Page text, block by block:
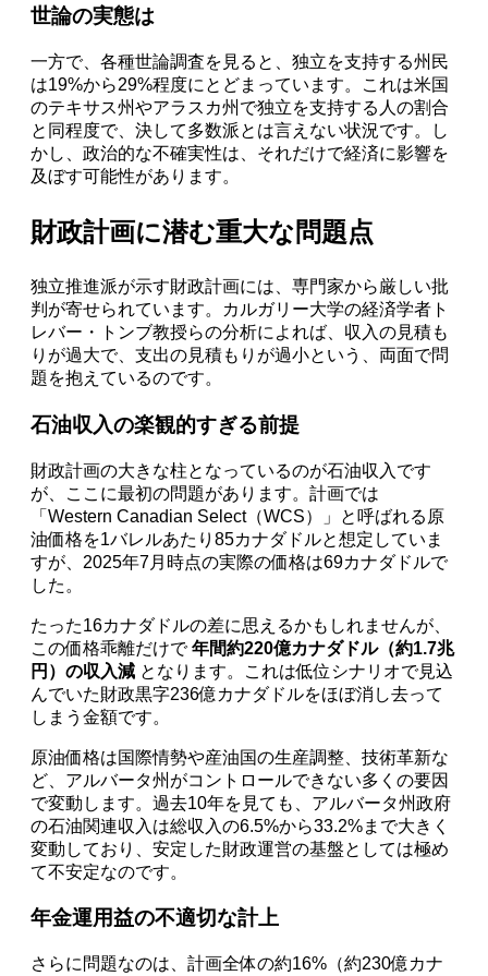
世論の実態は
一方で、各種世論調査を見ると、独立を支持する州民
は19%から29%程度にとどまっています。これは米国
のテキサス州やアラスカ州で独立を支持する人の割合
と同程度で、決して多数派とは言えない状況です。し
かし、政治的な不確実性は、それだけで経済に影響を
及ぼす可能性があります。
財政計画に潜む重大な問題点
独立推進派が示す財政計画には、専門家から厳しい批
判が寄せられています。カルガリー大学の経済学者ト
レバー・トンブ教授らの分析によれば、収入の見積も
りが過大で、支出の見積もりが過小という、両面で問
題を抱えているのです。
石油収入の楽観的すぎる前提
財政計画の大きな柱となっているのが石油収入です
が、ここに最初の問題があります。計画では
「Western Canadian Select（WCS）」と呼ばれる原
油価格を1バレルあたり85カナダドルと想定していま
すが、2025年7月時点の実際の価格は69カナダドルで
した。
たった16カナダドルの差に思えるかもしれませんが、
この価格乖離だけで年間約220億カナダドル（約1.7兆
円）の収入減 となります。これは低位シナリオで見込
んでいた財政黒字236億カナダドルをほぼ消し去って
しまう金額です。
原油価格は国際情勢や産油国の生産調整、技術革新な
ど、アルバータ州がコントロールできない多くの要因
で変動します。過去10年を見ても、アルバータ州政府
の石油関連収入は総収入の6.5%から33.2%まで大きく
変動しており、安定した財政運営の基盤としては極め
て不安定なのです。
年金運用益の不適切な計上
さらに問題なのは、計画全体の約16%（約230億カナ